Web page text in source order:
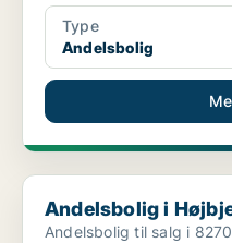
Type
Andelsbolig
Andelsbolig i Højbjerg
Andelsbolig i
Andelsbolig til salg i